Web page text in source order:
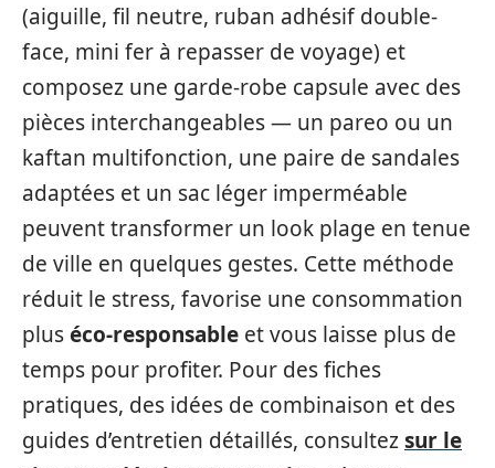
(aiguille, fil neutre, ruban adhésif double-
face, mini fer à repasser de voyage) et
composez une garde-robe capsule avec des
pièces interchangeables — un pareo ou un
kaftan multifonction, une paire de sandales
adaptées et un sac léger imperméable
peuvent transformer un look plage en tenue
de ville en quelques gestes. Cette méthode
réduit le stress, favorise une consommation
pluséco-responsable et vous laisse plus de
temps pour profiter. Pour des fiches
pratiques, des idées de combinaison et des
guides d’entretien détaillés, consultezsur le